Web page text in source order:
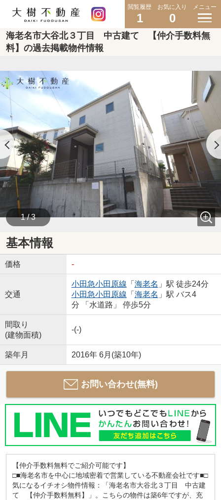
閲覧履歴
1
お気に入り
0
メニュー
海老名市大谷北３丁目 中古建て 【仲介手数料無
料】の過去掲載物件情報
1 / 3
基本情報
価格 -
交通
小田急小田原線 「 海老名 」駅 徒歩24分
小田急小田原線 「 海老名 」駅 バス4
分 「水道路」 停歩5分
間取り
(建物面積)
-(-)
築年月 2016年 6月(築10年)
お問い合わせ(無料)
【仲介手数料無料でご紹介可能です】
□■海老名市を中心に地域密着で営業している不動産会社です■□
気になるイチオシ物件情報：「海老名市大谷北３丁目 中古建
て 【仲介手数料無料】」。こちらの物件は築6年ですが、充